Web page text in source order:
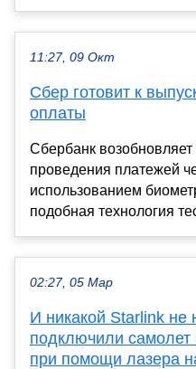
11:27, 09 Окт
Сбер готовит к
оплаты
Сбербанк возобновляет
проведения платежей
использованием
подобная технология
02:27, 05 Мар
И никакой Starlink
подключили самолет
при помощи лазера